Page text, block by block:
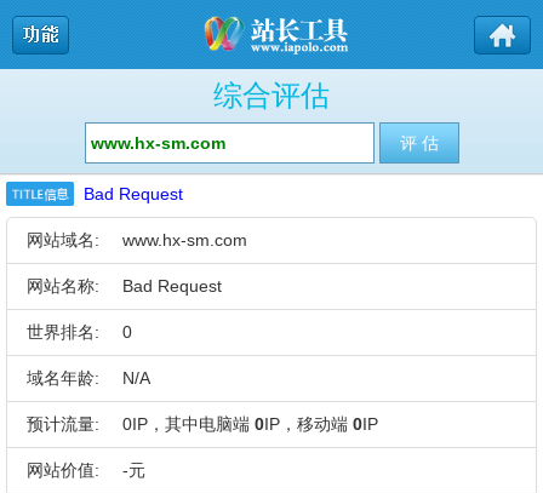
综合评估
Bad Request
网站域名: www.hx-sm.com
网站名称: Bad Request
世界排名: 0
域名年龄: N/A
预计流量: 0IP，其中电脑端 0IP，移动端 0IP
网站价值: -元